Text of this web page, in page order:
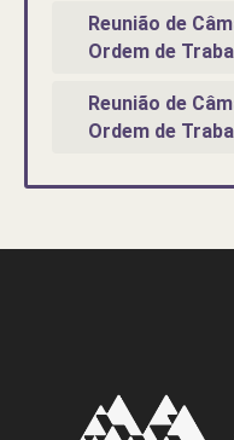
Reunião de
Ordem de
Reunião de
Ordem de